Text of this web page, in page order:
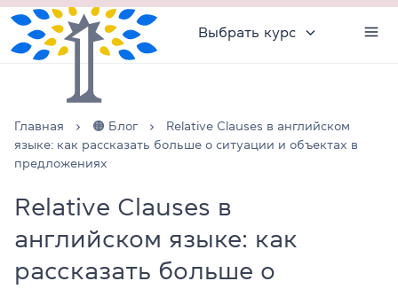
Выбрать курс
Главная 🟠 Блог
Relative Clauses в английском
языке: как рассказать больше о ситуации и объектах в
предложениях
Relative Clauses в
английском языке: как
рассказать больше о